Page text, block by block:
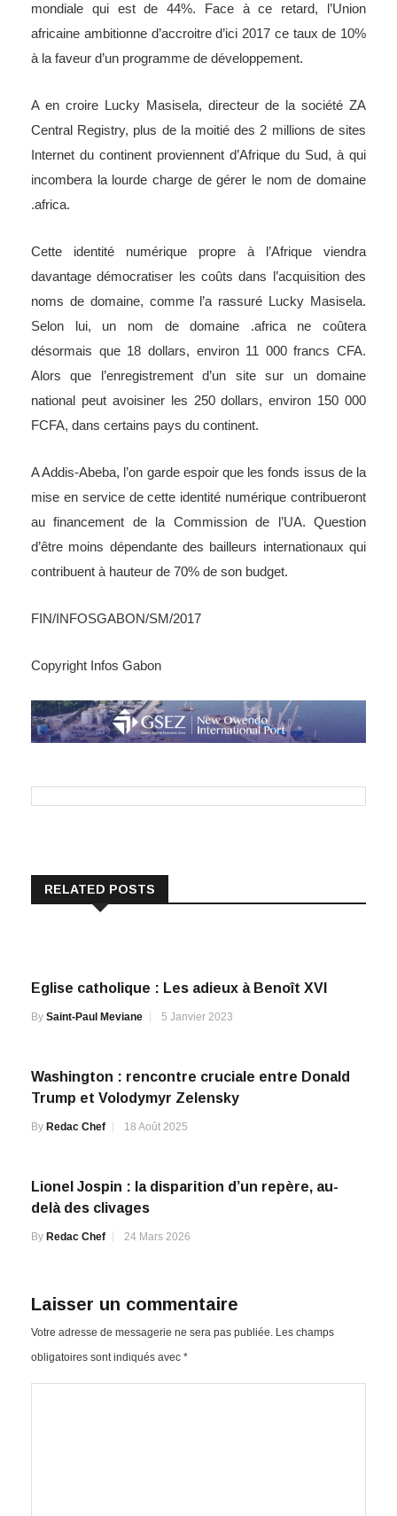
mondiale qui est de 44%. Face à ce retard, l’Union
africaine ambitionne d’accroitre d’ici 2017 ce taux de 10%
à la faveur d’un programme de développement.
A en croire Lucky Masisela, directeur de la société ZA
Central Registry, plus de la moitié des 2 millions de sites
Internet du continent proviennent d’Afrique du Sud, à qui
incombera la lourde charge de gérer le nom de domaine
.africa.
Cette identité numérique propre à l’Afrique viendra
davantage démocratiser les coûts dans l’acquisition des
noms de domaine, comme l’a rassuré Lucky Masisela.
Selon lui, un nom de domaine .africa ne coûtera
désormais que 18 dollars, environ 11 000 francs CFA.
Alors que l’enregistrement d’un site sur un domaine
national peut avoisiner les 250 dollars, environ 150 000
FCFA, dans certains pays du continent.
A Addis-Abeba, l’on garde espoir que les fonds issus de la
mise en service de cette identité numérique contribueront
au financement de la Commission de l’UA. Question
d’être moins dépendante des bailleurs internationaux qui
contribuent à hauteur de 70% de son budget.
FIN/INFOSGABON/SM/2017
Copyright Infos Gabon
RELATED POSTS
Eglise catholique : Les adieux à Benoît XVI
By Saint-Paul Meviane 5 Janvier 2023
Washington : rencontre cruciale entre Donald
Trump et Volodymyr Zelensky
By Redac Chef 18 Août 2025
Lionel Jospin : la disparition d’un repère, au-
delà des clivages
By Redac Chef 24 Mars 2026
Laisser un commentaire
Votre adresse de messagerie ne sera pas publiée. Les champs
obligatoires sont indiqués avec *